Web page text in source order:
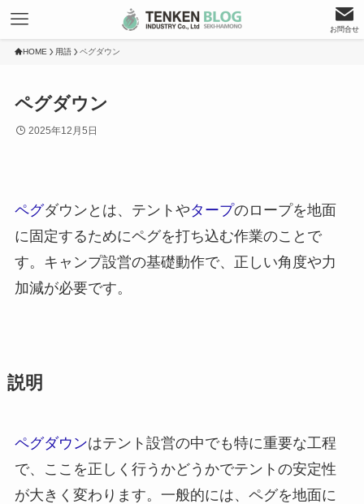
お問合せ
HOME 用語 ペグダウン
ペグダウン
2025年12月5日
ペグダウンとは、テントやタープのロープを地面
に固定するためにペグを打ち込む作業のことで
す。キャンプ設営の基礎動作で、正しい角度や力
加減が必要です。
説明
ペグダウンはテント設営の中でも特に重要な工程
で、ここを正しく行うかどうかでテントの安定性
が大きく変わります。一般的には、ペグを地面に